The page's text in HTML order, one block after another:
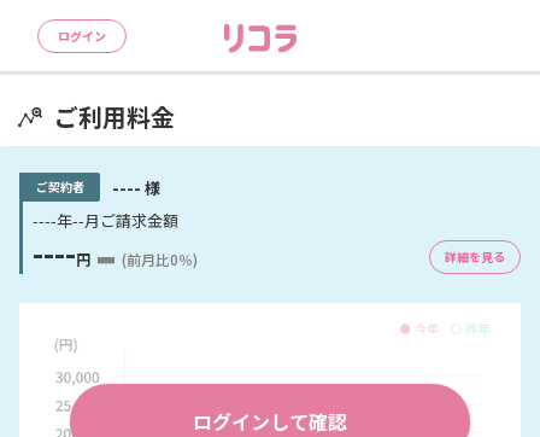
ログイン
ご利用料金
ご契約者 ---- 様
----年--月 ご請求金額
----円 (前月比0％) 詳細を見る
ログインして確認